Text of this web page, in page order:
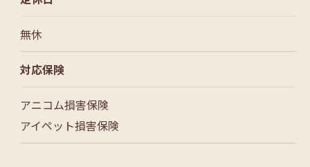
無休
対応保険
アニコム損害保険
アイペット損害保険